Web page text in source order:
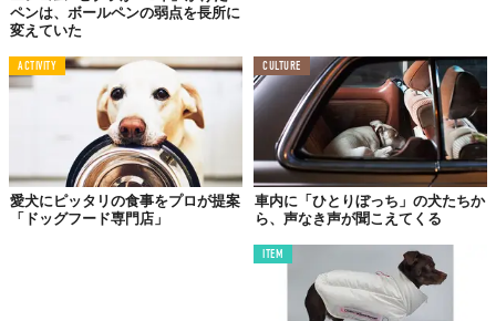
ペンは、ボールペンの弱点を長所に
変えていた
ACTIVITY
愛犬にピッタリの食事をプロが提案
「ドッグフード専門店」
CULTURE
車内に「ひとりぼっち」の犬たちか
ら、声なき声が聞こえてくる
ITEM